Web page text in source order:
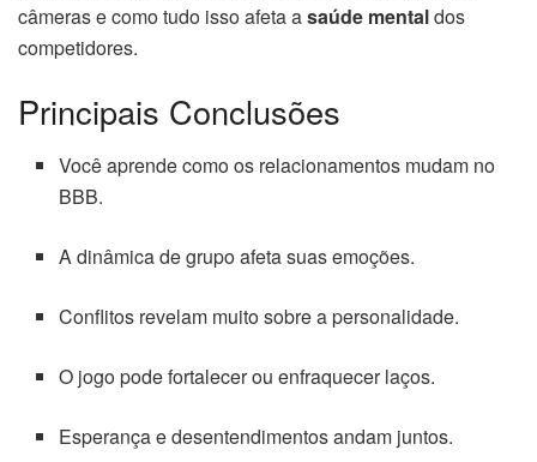
câmeras e como tudo isso afeta asaúde mentaldos
competidores.
Principais Conclusões
Você aprende como os relacionamentos mudam no
BBB.
A dinâmica de grupo afeta suas emoções.
Conflitos revelam muito sobre a personalidade.
O jogo pode fortalecer ou enfraquecer laços.
Esperança e desentendimentos andam juntos.